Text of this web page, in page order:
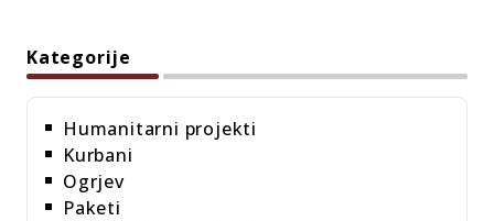
Kategorije
Humanitarni projekti
Kurbani
Ogrjev
Paketi